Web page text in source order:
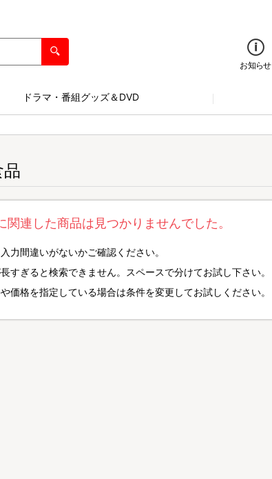
お知らせ
ドラマ・番組グッズ＆DVD
関連した商品は見つかりませんでした。
力間違いがないかご確認ください。
すぎると検索できません。スペースで分けてお試し下さい。
価格を指定している場合は条件を変更してお試しください。